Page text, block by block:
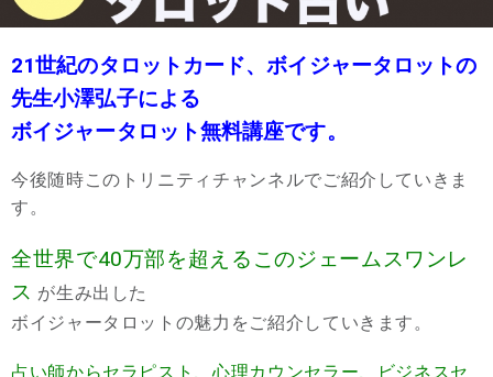
21世紀のタロットカード、ボイジャータロットの
先生小澤弘子による
ボイジャータロット無料講座です。
今後随時このトリニティチャンネルでご紹介していきま
す。
全世界で40万部を超えるこのジェームスワンレ
ス が生み出した
ボイジャータロットの魅力をご紹介していきます。
占い師からセラピスト、心理カウンセラー、ビジネスセ